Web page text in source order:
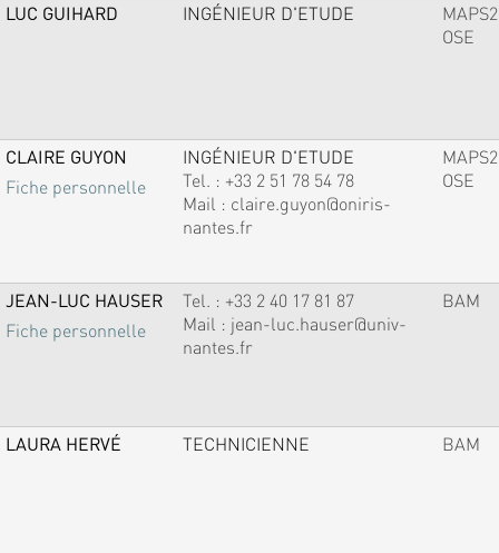
LUC GUIHARD INGÉNIEUR D'ETUDE
MAPS2
OSE
CLAIRE GUYON
Fiche personnelle
INGÉNIEUR D'ETUDE
Tel. : +33 2 51 78 54 78
Mail : claire.guyon@oniris-
nantes.fr
MAPS2
OSE
JEAN-LUC HAUSER
Fiche personnelle
Tel. : +33 2 40 17 81 87
Mail : jean-luc.hauser@univ-
nantes.fr
BAM
LAURA HERVÉ TECHNICIENNE BAM